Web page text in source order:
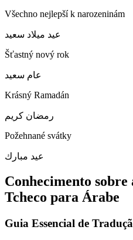
Všechno nejlepší k narozeninám
عيد ميلاد سعيد
Šťastný nový rok
عام سعيد
Krásný Ramadán
رمضان كريم
Požehnané svátky
عيد مبارك
Conhecimento sobre
Tcheco para Árabe
Guia Essencial de